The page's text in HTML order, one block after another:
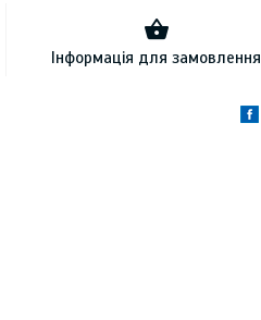
Інформація для замовлення